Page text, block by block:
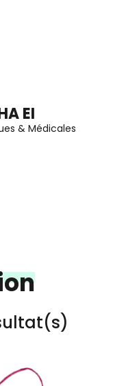
EI
& Médicales